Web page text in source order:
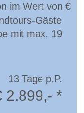
im Wert von €
Gäste
mit max. 19
13 Tage p.P.
2.899,- *